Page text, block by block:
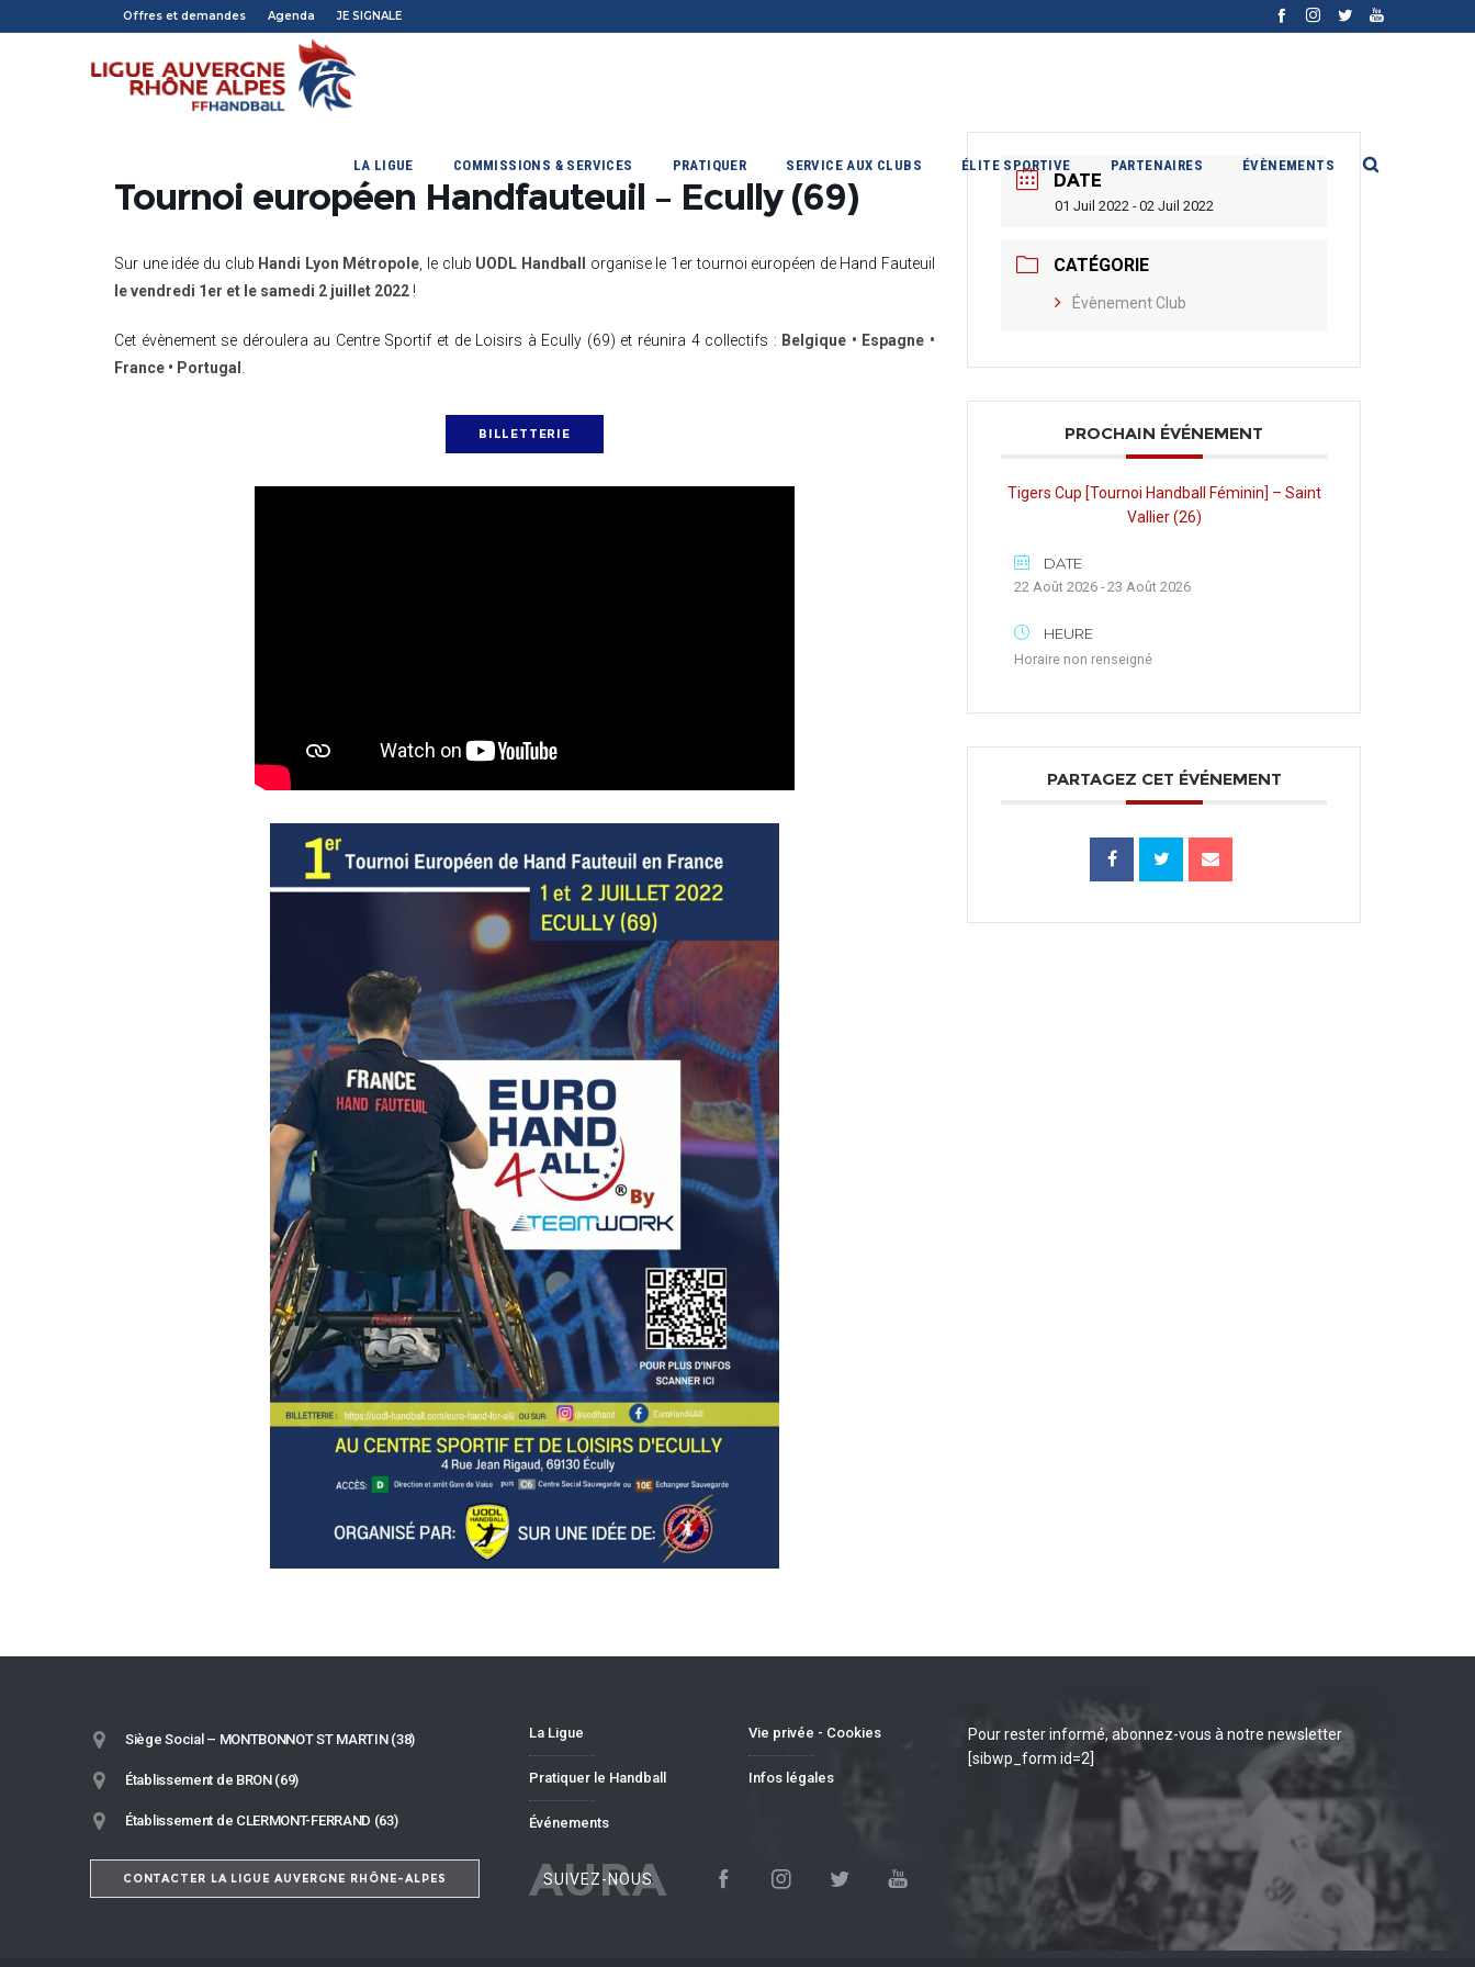
Offres et demandes Agenda JE SIGNALE
LA LIGUE COMMISSIONS & SERVICES PRATIQUER SERVICE AUX CLUBS ÉLITE SPORTIVE PARTENAIRES ÉVÈNEMENTS
Tournoi européen Handfauteuil – Ecully (69)
Sur une idée du club Handi Lyon Métropole , le club UODL Handball
organise le 1er tournoi européen de Hand Fauteuil
le vendredi 1er et le samedi 2 juillet 2022 !
Cet évènement se déroulera au Centre Sportif et de Loisirs à Ecully (69) et réunira 4 collectifs : Belgique • Espagne •
France • Portugal
BILLETTERIE
DATE
01 Juil 2022 - 02 Juil 2022
CATÉGORIE
Évènement Club
PROCHAIN ÉVÉNEMENT
Tigers Cup [Tournoi Handball Féminin] – Saint
Vallier (26)
DATE
22 Août 2026 - 23 Août 2026
HEURE
Horaire non renseigné
PARTAGEZ CET ÉVÉNEMENT
Siège Social – MONTBONNOT ST MARTIN (38)
Établissement de BRON (69)
Établissement de CLERMONT-FERRAND (63)
CONTACTER LA LIGUE AUVERGNE RHÔNE-ALPES
La Ligue
Pratiquer le Handball
Événements
Vie privée - Cookies
Infos légales
AURA
SUIVEZ-NOUS
Pour rester informé, abonnez-vous à notre newsletter
[sibwp_form id=2]